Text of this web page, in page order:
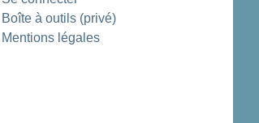
Boîte à outils (privé)
Mentions légales